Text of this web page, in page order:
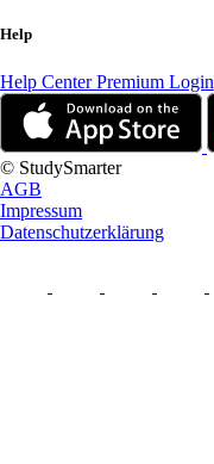
Help
Help CenterPremium Login
© StudySmarter
AGB
Impressum
Datenschutzerklärung